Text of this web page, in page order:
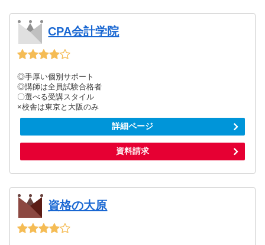
CPA会計学院
◎手厚い個別サポート
◎講師は全員試験合格者
〇選べる受講スタイル
×校舎は東京と大阪のみ
詳細ページ
資料請求
資格の大原